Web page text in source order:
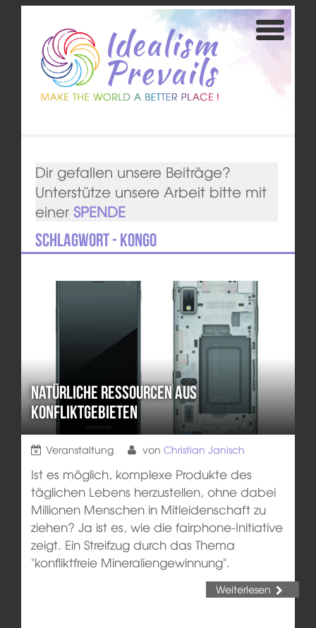
Dir gefallen unsere Beiträge?
Unterstütze unsere Arbeit bitte mit
einer SPENDE
Schlagwort - Kongo
Natürliche Ressourcen aus
Konfliktgebieten
Veranstaltung von Christian Janisch
Ist es möglich, komplexe Produkte des
täglichen Lebens herzustellen, ohne dabei
Millionen Menschen in Mitleidenschaft zu
ziehen? Ja ist es, wie die fairphone-Initiative
zeigt. Ein Streifzug durch das Thema
"konfliktfreie Mineraliengewinnung".
Weiterlesen